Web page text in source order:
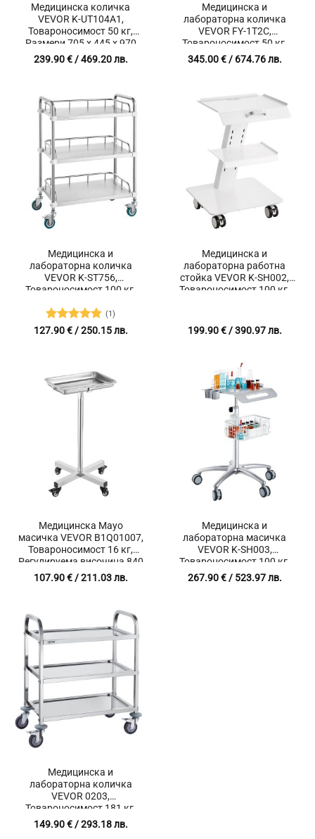
Медицинска количка
VEVOR K-UT104A1,
Товароносимост 50 кг,
Размери 705 x 445 x 970
мм, 3 нива
239.90€/ 469.20 лв.
Медицинска и
лабораторна количка
VEVOR FY-1T2C,
Товароносимост 50 кг,
Размери 485 x 363 x 745
мм
345.00€/ 674.76 лв.
Медицинска и
лабораторна количка
VEVOR K-ST756,
Товароносимост 100 кг,
мм, Неръждаема стомана
Оценено с
(1)
127.90€/ 250.15 лв.
Медицинска и
лабораторна работна
стойка VEVOR K-SH002,
Товароносимост 100 кг,
199.90€/ 390.97 лв.
Медицинска Mayo
масичка VEVOR B1Q01007,
Товароносимост 16 кг,
Регулируема височина 840
– 1325 мм, Размер на
тавата 445 x 345 мм
107.90€/ 211.03 лв.
Медицинска и
лабораторна масичка
VEVOR K-SH003,
Товароносимост 100 кг,
Регулируема височина 680
– 1090 мм, Размер на
267.90€/ 523.97 лв.
Медицинска и
лабораторна количка
VEVOR 0203,
Товароносимост 181 кг,
Размери 740 x 396 x 860
мм, 3 нива
149.90€/ 293.18 лв.